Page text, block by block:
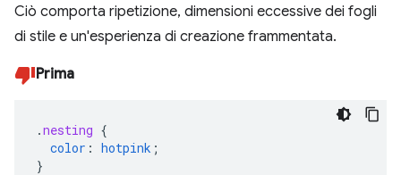
Ciò comporta ripetizione, dimensioni eccessive dei fogli
di stile e un'esperienza di creazione frammentata.
Prima
.nesting {
color : hotpink ;
}